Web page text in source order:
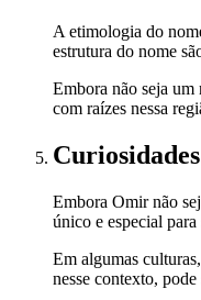
A etimologia do
estrutura do nome
Embora não seja um
com raízes nessa
Curiosidades
Embora Omir não
único e especial
Em algumas
nesse contexto,